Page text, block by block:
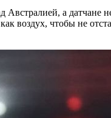
Австралией, а датчане
воздух, чтобы не